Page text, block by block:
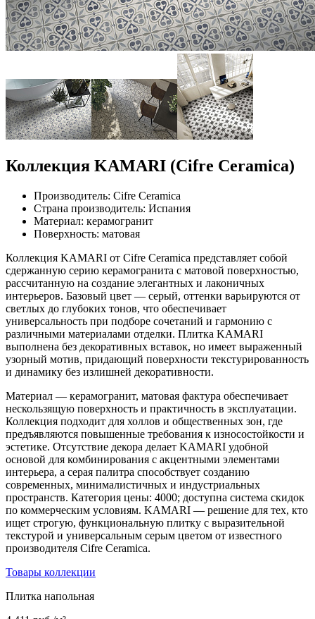
Коллекция KAMARI (Cifre Ceramica)
Производитель: Cifre Ceramica
Страна производитель: Испания
Материал: керамогранит
Поверхность: матовая
Коллекция KAMARI от Cifre Ceramica представляет собой
сдержанную серию керамогранита с матовой поверхностью,
рассчитанную на создание элегантных и лаконичных
интерьеров. Базовый цвет — серый, оттенки варьируются от
светлых до глубоких тонов, что обеспечивает
универсальность при подборе сочетаний и гармонию с
различными материалами отделки. Плитка KAMARI
выполнена без декоративных вставок, но имеет выраженный
узорный мотив, придающий поверхности текстурированность
и динамику без излишней декоративности.
Материал — керамогранит, матовая фактура обеспечивает
нескользящую поверхность и практичность в эксплуатации.
Коллекция подходит для холлов и общественных зон, где
предъявляются повышенные требования к износостойкости и
эстетике. Отсутствие декора делает KAMARI удобной
основой для комбинирования с акцентными элементами
интерьера, а серая палитра способствует созданию
современных, минималистичных и индустриальных
пространств. Категория цены: 4000; доступна система скидок
по коммерческим условиям. KAMARI — решение для тех, кто
ищет строгую, функциональную плитку с выразительной
текстурой и универсальным серым цветом от известного
производителя Cifre Ceramica.
Товары коллекции
Плитка напольная